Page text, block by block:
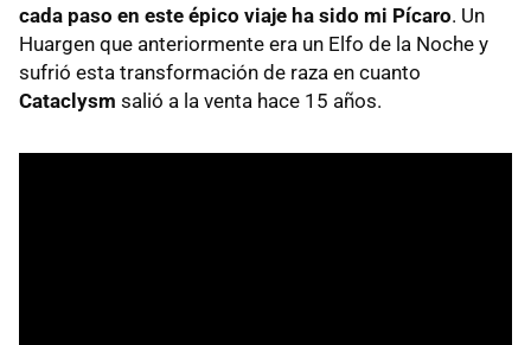
cada paso en este épico viaje ha sido mi Pícaro. Un
Huargen que anteriormente era un Elfo de la Noche y
sufrió esta transformación de raza en cuanto
Cataclysm salió a la venta hace 15 años.